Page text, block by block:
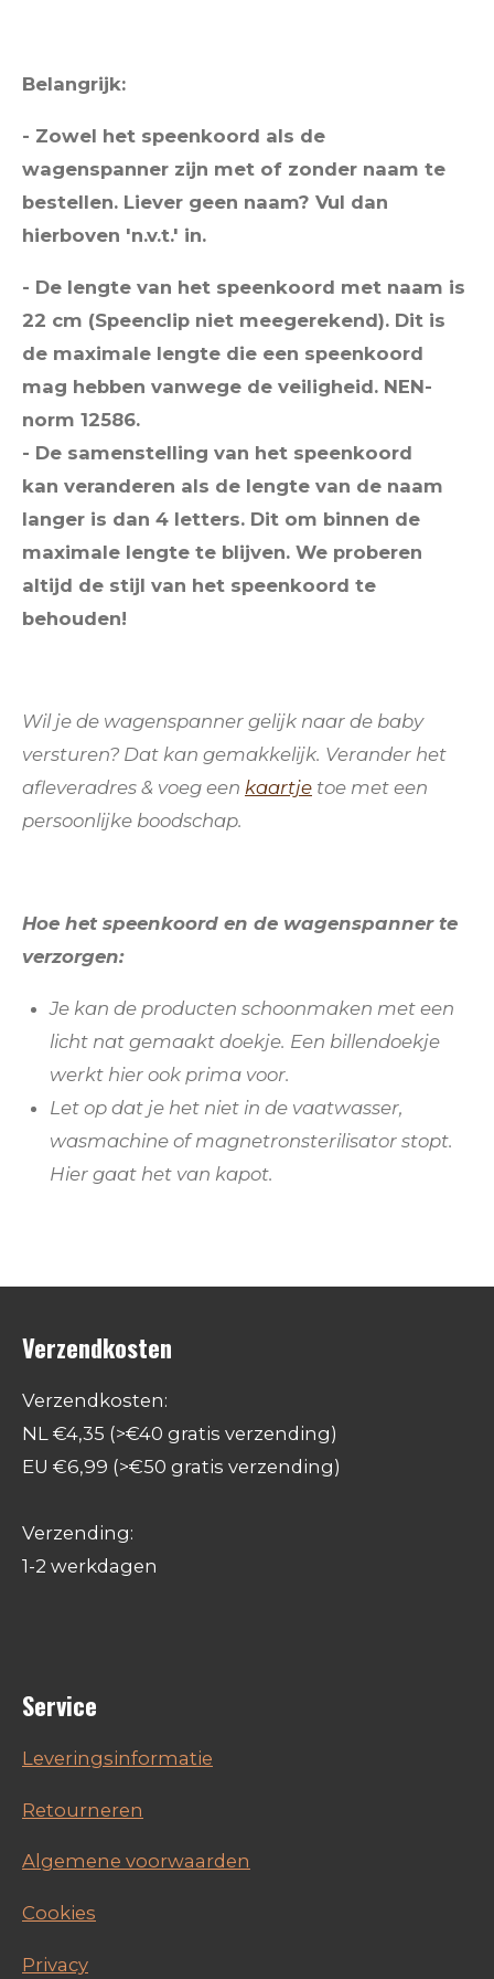
Belangrijk:
- Zowel het speenkoord als de
wagenspanner zijn met of zonder naam te
bestellen. Liever geen naam? Vul dan
hierboven 'n.v.t.' in.
- De lengte van het speenkoord met naam is
22 cm (Speenclip niet meegerekend). Dit is
de maximale lengte die een speenkoord
mag hebben vanwege de veiligheid. NEN-
norm 12586.
- De samenstelling van het speenkoord
kan veranderen als de lengte van de naam
langer is dan 4 letters. Dit om binnen de
maximale lengte te blijven. We proberen
altijd de stijl van het speenkoord te
behouden!
Wil je de wagenspanner gelijk naar de baby
versturen? Dat kan gemakkelijk. Verander het
afleveradres & voeg een kaartje toe met een
persoonlijke boodschap.
Hoe het speenkoord en de wagenspanner te
verzorgen:
Je kan de producten schoonmaken met een
licht nat gemaakt doekje. Een billendoekje
werkt hier ook prima voor.
Let op dat je het niet in de vaatwasser,
wasmachine of magnetronsterilisator stopt.
Hier gaat het van kapot.
Verzendkosten
Verzendkosten:
NL €4,35 (>€40 gratis verzending)
EU €6,99 (>€50 gratis verzending)
Verzending:
1-2 werkdagen
Service
Leveringsinformatie
Retourneren
Algemene voorwaarden
Cookies
Privacy